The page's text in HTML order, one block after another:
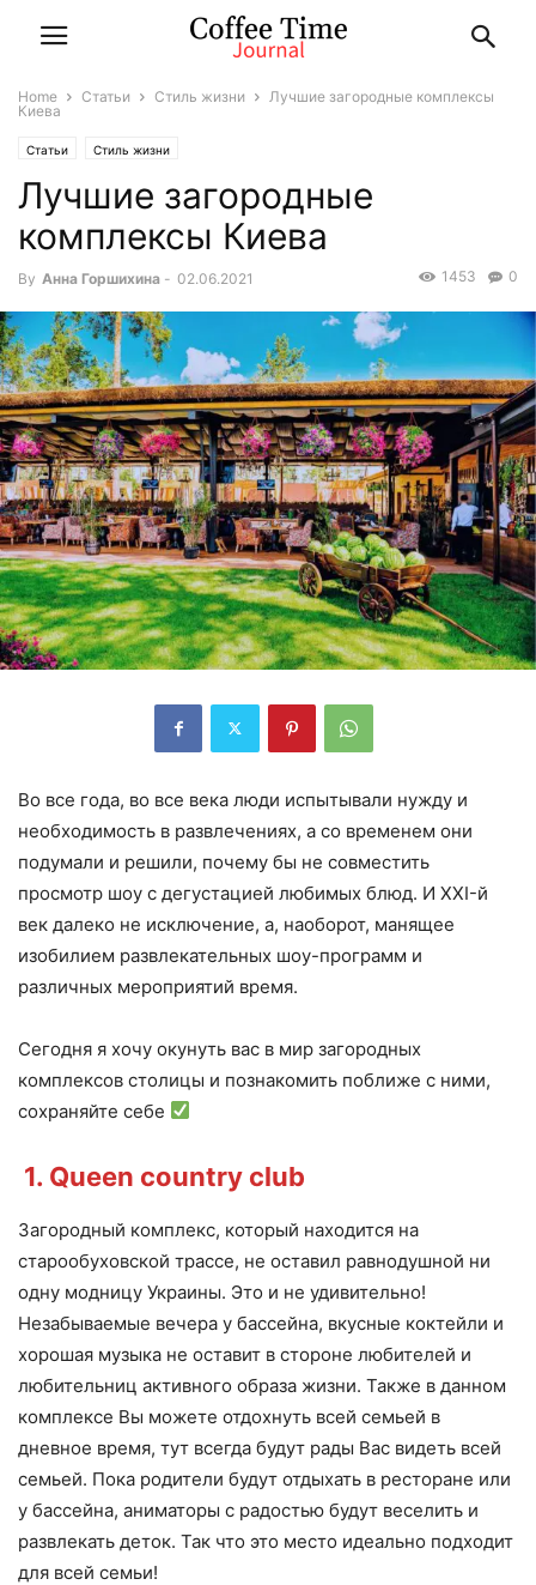
Home Статьи Стиль жизни
Лучшие загородные комплексы
Киева
Статьи Стиль жизни
Лучшие загородные
комплексы Киева
By Анна Горшихина - 02.06.2021 0
1453
Во все года, во все века люди испытывали нужду и
необходимость в развлечениях, а со временем они
подумали и решили, почему бы не совместить
просмотр шоу с дегустацией любимых блюд. И ХХI-й
век далеко не исключение, а, наоборот, манящее
изобилием развлекательных шоу-программ и
различных мероприятий время.
Сегодня я хочу окунуть вас в мир загородных
комплексов столицы и познакомить поближе с ними,
сохраняйте себе
1. Queen country club
Загородный комплекс, который находится на
старообуховской трассе, не оставил равнодушной ни
одну модницу Украины. Это и не удивительно!
Незабываемые вечера у бассейна, вкусные коктейли и
хорошая музыка не оставит в стороне любителей и
любительниц активного образа жизни. Также в данном
комплексе Вы можете отдохнуть всей семьей в
дневное время, тут всегда будут рады Вас видеть всей
семьей. Пока родители будут отдыхать в ресторане или
у бассейна, аниматоры с радостью будут веселить и
развлекать деток. Так что это место идеально подходит
для всей семьи!